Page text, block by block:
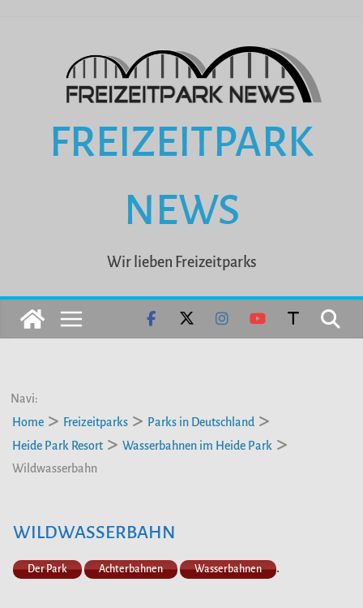
FREIZEITPARK
NEWS
Wir lieben Freizeitparks
Navi:
Home
Freizeitparks
Parks in Deutschland
Heide Park Resort
Wasserbahnen im Heide Park
Wildwasserbahn
WILDWASSERBAHN
Der Park Achterbahnen Wasserbahnen .